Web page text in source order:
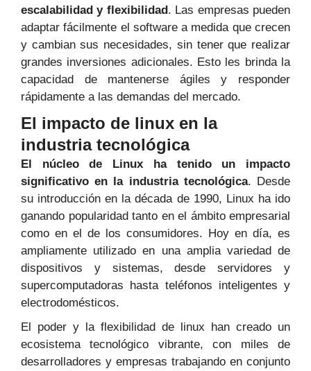
escalabilidad y flexibilidad. Las empresas pueden
adaptar fácilmente el software a medida que crecen
y cambian sus necesidades, sin tener que realizar
grandes inversiones adicionales. Esto les brinda la
capacidad de mantenerse ágiles y responder
rápidamente a las demandas del mercado.
El impacto de linux en la
industria tecnológica
El núcleo de Linux ha tenido un impacto
significativo en la industria tecnológica. Desde
su introducción en la década de 1990, Linux ha ido
ganando popularidad tanto en el ámbito empresarial
como en el de los consumidores. Hoy en día, es
ampliamente utilizado en una amplia variedad de
dispositivos y sistemas, desde servidores y
supercomputadoras hasta teléfonos inteligentes y
electrodomésticos.
El poder y la flexibilidad de linux han creado un
ecosistema tecnológico vibrante, con miles de
desarrolladores y empresas trabajando en conjunto